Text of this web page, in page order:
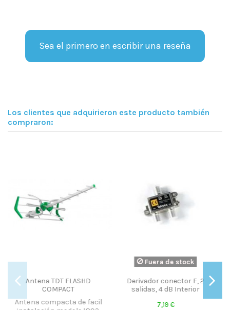
Sea el primero en escribir una reseña
Los clientes que adquirieron este producto también
compraron:
de stock
conector F, 2
4 dB Interior
7,19 €
Fuera de stock
Cuadro estanco Polyester
425x310x160
Base